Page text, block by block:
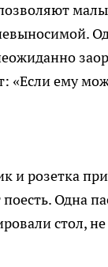
«Если ему
и розетка
Одна
стол,